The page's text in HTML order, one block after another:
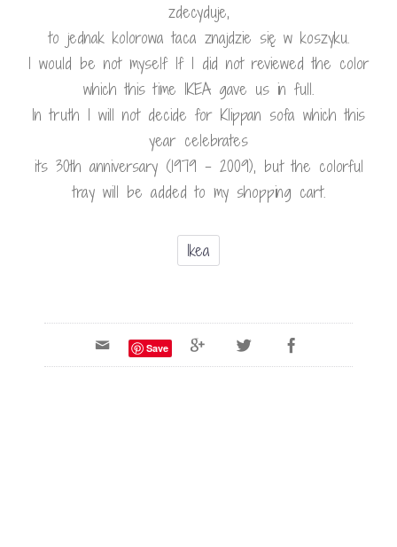
zdecyduje,
to jednak kolorowa taca znajdzie się w koszyku.
I would be not myself If I did not reviewed the color
which this time IKEA gave us in full.
In truth I will not decide for Klippan sofa which this
year celebrates
its 30th anniversary (1979 – 2009), but the colorful
tray will be added to my shopping cart.
Ikea
Save